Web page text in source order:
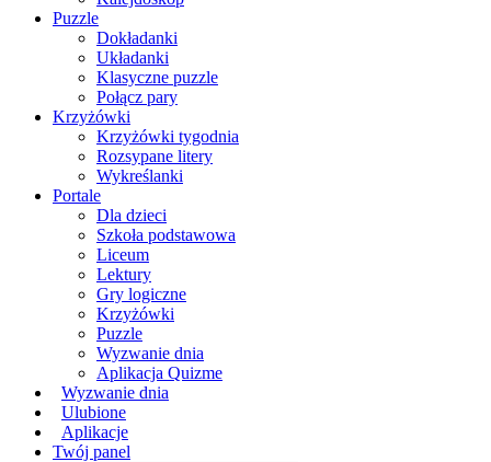
Puzzle
Dokładanki
Układanki
Klasyczne puzzle
Połącz pary
Krzyżówki
Krzyżówki tygodnia
Rozsypane litery
Wykreślanki
Portale
Dla dzieci
Szkoła podstawowa
Liceum
Lektury
Gry logiczne
Krzyżówki
Puzzle
Wyzwanie dnia
Aplikacja Quizme
Wyzwanie dnia
Ulubione
Aplikacje
Twój panel